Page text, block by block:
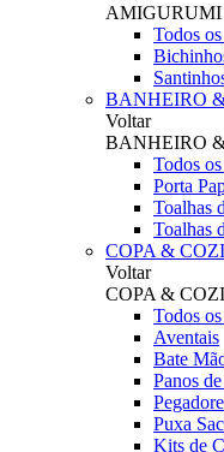
AMIGURUMI
Todos
BANHEIRO
Voltar
BANHEIRO
Todos
Porta
Toalhas
Toalhas
COPA &
Voltar
COPA &
Todos
Aventais
Bate
Panos
Puxa
Kits de